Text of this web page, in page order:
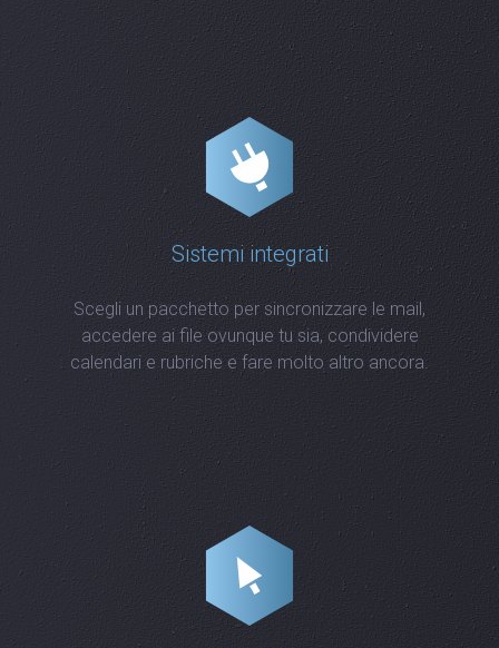
Sistemi integrati
Scegli un pacchetto per sincronizzare le mail,
accedere ai file ovunque tu sia, condividere
calendari e rubriche e fare molto altro ancora.